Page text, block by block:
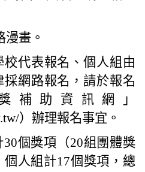
漫畫。
代表報名、個人組由
網路報名，請於報名
補助資訊網」
）辦理報名事宜。
個獎項（20組團體獎
人組計17個獎項，總